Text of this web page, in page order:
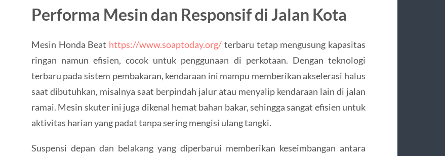
Performa Mesin dan Responsif di Jalan Kota
Mesin Honda Beat https://www.soaptoday.org/ terbaru tetap mengusung kapasitas
ringan namun efisien, cocok untuk penggunaan di perkotaan. Dengan teknologi
terbaru pada sistem pembakaran, kendaraan ini mampu memberikan akselerasi halus
saat dibutuhkan, misalnya saat berpindah jalur atau menyalip kendaraan lain di jalan
ramai. Mesin skuter ini juga dikenal hemat bahan bakar, sehingga sangat efisien untuk
aktivitas harian yang padat tanpa sering mengisi ulang tangki.
Suspensi depan dan belakang yang diperbarui memberikan keseimbangan antara